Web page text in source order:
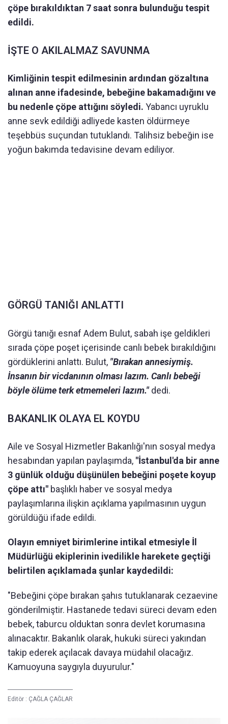
çöpe bırakıldıktan 7 saat sonra bulunduğu tespit
edildi.
İŞTE O AKILALMAZ SAVUNMA
Kimliğinin tespit edilmesinin ardından gözaltına
alınan anne ifadesinde, bebeğine bakamadığını ve
bu nedenle çöpe attığını söyledi. Yabancı uyruklu
anne sevk edildiği adliyede kasten öldürmeye
teşebbüs suçundan tutuklandı. Talihsiz bebeğin ise
yoğun bakımda tedavisine devam ediliyor.
GÖRGÜ TANIĞI ANLATTI
Görgü tanığı esnaf Adem Bulut, sabah işe geldikleri
sırada çöpe poşet içerisinde canlı bebek bırakıldığını
gördüklerini anlattı. Bulut, "Bırakan annesiymiş.
İnsanın bir vicdanının olması lazım. Canlı bebeği
böyle ölüme terk etmemeleri lazım."dedi.
BAKANLIK OLAYA EL KOYDU
Aile ve Sosyal Hizmetler Bakanlığı'nın sosyal medya
hesabından yapılan paylaşımda, "İstanbul'da bir anne
3 günlük olduğu düşünülen bebeğini poşete koyup
çöpe attı" başlıklı haber ve sosyal medya
paylaşımlarına ilişkin açıklama yapılmasının uygun
görüldüğü ifade edildi.
Olayın emniyet birimlerine intikal etmesiyle İl
Müdürlüğü ekiplerinin ivedilikle harekete geçtiği
belirtilen açıklamada şunlar kaydedildi:
"Bebeğini çöpe bırakan şahıs tutuklanarak cezaevine
gönderilmiştir. Hastanede tedavi süreci devam eden
bebek, taburcu olduktan sonra devlet korumasına
alınacaktır. Bakanlık olarak, hukuki süreci yakından
takip ederek açılacak davaya müdahil olacağız.
Kamuoyuna saygıyla duyurulur."
Editör : ÇAĞLA ÇAĞLAR